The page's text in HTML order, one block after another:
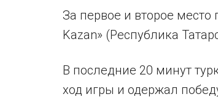
За первое и второе место
Kazan» (Республика
В последние 20 минут
ход игры и одержал